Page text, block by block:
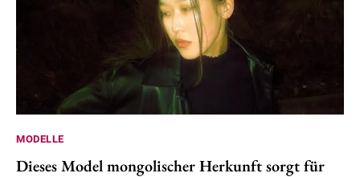
MODELLE
Dieses Model mongolischer Herkunft sorgt für